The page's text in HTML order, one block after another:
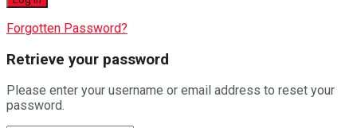
Forgotten Password?
Retrieve your password
Please enter your username or email address to reset your
password.